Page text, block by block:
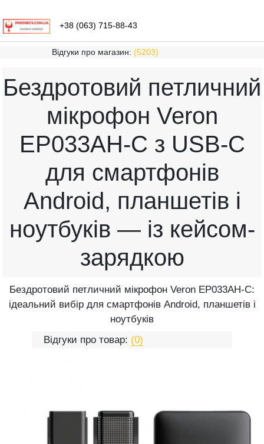
+38 (063) 715-88-43
Відгуки про магазин: (5203)
Бездротовий петличний
мікрофон Veron
EP033AH-C з USB-C
для смартфонів
Android, планшетів і
ноутбуків — із кейсом-
зарядкою
Бездротовий петличний мікрофон Veron EP033AH-C:
ідеальний вибір для смартфонів Android, планшетів і
ноутбуків
Відгуки про товар: (0)